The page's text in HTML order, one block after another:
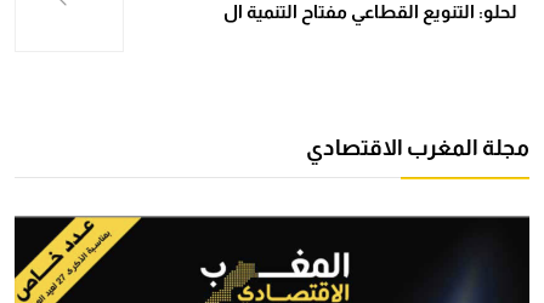
لحلو: التنويع القطاعي مفتاح التنمية ال
مجلة المغرب الاقتصادي